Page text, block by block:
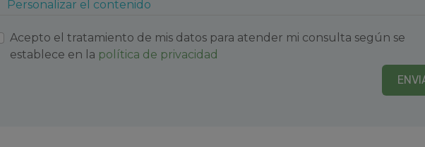
Aforo limitado.
de nuestras ventajas exclusivas.
Personalizar el contenido
Acepto el tratamiento de mis datos para atender mi consulta según se
establece en la política de privacidad